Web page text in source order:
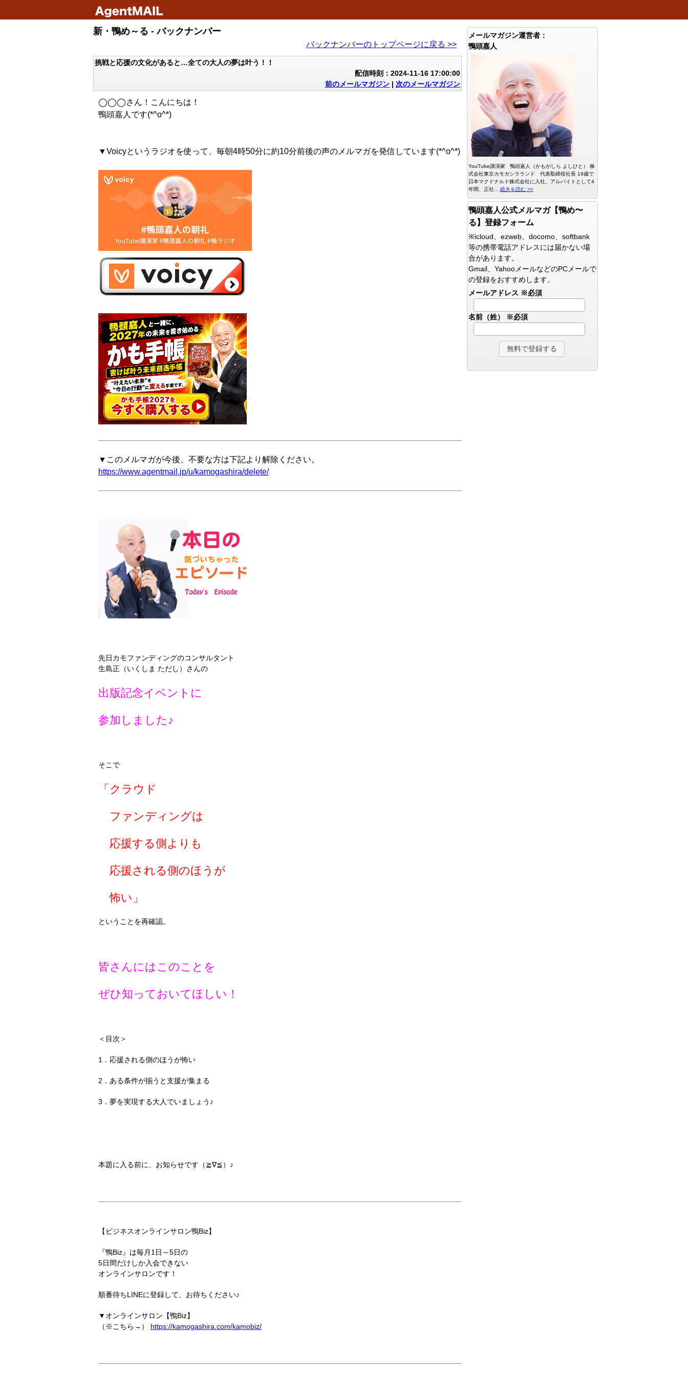
新・鴨め～る - バックナンバー
バックナンバーのトップページに戻る >>
挑戦と応援の文化があると…全ての大人の夢は叶う！！
配信時刻：2024-11-16 17:00:00
前のメールマガジン | 次のメールマガジン
◯◯◯さん！こんにちは！
鴨頭嘉人です(*^o^*)
▼Voicyというラジオを使って、毎朝4時50分に約10分前後の声のメルマガを発信しています(*^o^*)
▼このメルマガが今後、不要な方は下記より解除ください。
https://www.agentmail.jp/u/kamogashira/delete/
先日カモファンディングのコンサルタント
生島正（いくしま ただし）さんの
出版記念イベントに
参加しました♪
そこで
「クラウド
ファンディングは
応援する側よりも
応援される側のほうが
怖い」
ということを再確認。
皆さんにはこのことを
ぜひ知っておいてほしい！
＜目次＞
1．応援される側のほうが怖い
2．ある条件が揃うと支援が集まる
3．夢を実現する大人でいましょう♪
本題に入る前に、お知らせです（≧∇≦）♪
【ビジネスオンラインサロン鴨Biz】
『鴨Biz』は毎月1日～5日の
5日間だけしか入会できない
オンラインサロンです！
順番待ちLINEに登録して、お待ちください♪
▼オンラインサロン【鴨Biz】
（※こちら→） https://kamogashira.com/kamobiz/
メールマガジン運営者：
鴨頭嘉人
YouTube講演家 鴨頭嘉人（かもがしら よしひと） 株
式会社東京カモガシラランド 代表取締役社長 19歳で
日本マクドナルド株式会社に入社。アルバイトとして4
年間、正社... 続きを読む >>
鴨頭嘉人公式メルマガ【鴨め〜
る】登録フォーム
※icloud、ezweb、docomo、softbank
等の携帯電話アドレスには届かない場
合があります。
Gmail、YahooメールなどのPCメールで
の登録をおすすめします。
メールアドレス ※必須
名前（姓） ※必須